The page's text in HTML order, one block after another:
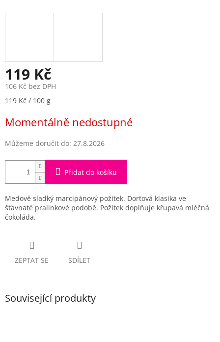
119 Kč
106 Kč bez DPH
Měrná
119 Kč / 100 g
Momentálně nedostupné
Můžeme doručit do: 27.8.2026
Přidat do košíku
Medově sladký marcipánový požitek. Dortová klasika ve
šťavnaté pralinkové podobě. Požitek doplňuje křupavá mléčná
čokoláda.
ZEPTAT SE SDÍLET
Související produkty